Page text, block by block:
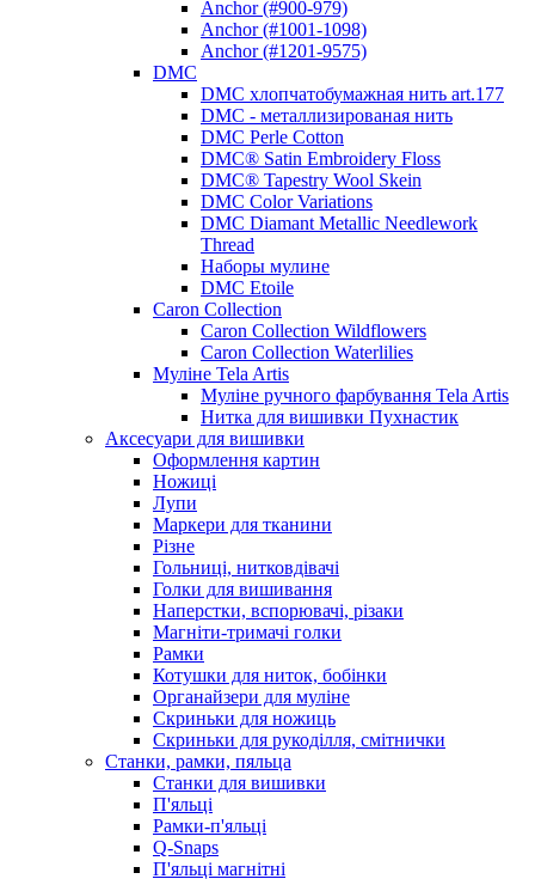
Anchor (#900-979)
Anchor (#1001-1098)
Anchor (#1201-9575)
DMC
DMC хлопчатобумажная нить art.177
DMC - металлизированая нить
DMC Perle Cotton
DMC® Satin Embroidery Floss
DMC® Tapestry Wool Skein
DMC Color Variations
DMC Diamant Metallic Needlework
Thread
Наборы мулине
DMC Etoile
Caron Collection
Caron Collection Wildflowers
Caron Collection Waterlilies
Муліне Tela Artis
Муліне ручного фарбування Tela Artis
Нитка для вишивки Пухнастик
Аксесуари для вишивки
Оформлення картин
Ножиці
Лупи
Маркери для тканини
Різне
Гольниці, нитковдівачі
Голки для вишивання
Наперстки, вспорювачі, різаки
Магніти-тримачі голки
Рамки
Котушки для ниток, бобінки
Органайзери для муліне
Скриньки для ножиць
Скриньки для рукоділля, смітнички
Станки, рамки, пяльца
Станки для вишивки
П'яльці
Рамки-п'яльці
Q-Snaps
П'яльці магнітні